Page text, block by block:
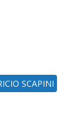
SCAPINI